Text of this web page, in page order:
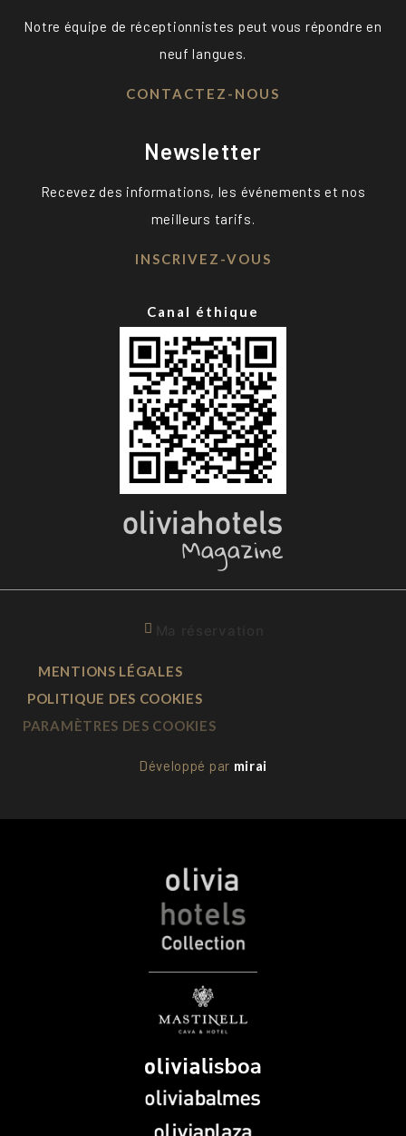
Notre équipe de réceptionnistes peut vous répondre en
neuf langues.
CONTACTEZ-NOUS
Newsletter
Recevez des informations, les événements et nos
meilleurs tarifs.
INSCRIVEZ-VOUS
Canal éthique
MENTIONS LÉGALES
POLITIQUE DES COOKIES
PARAMÈTRES DES COOKIES
Développé par mirai